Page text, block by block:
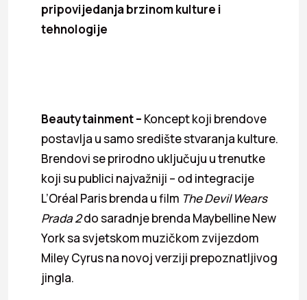
pripovijedanja brzinom kulture i
tehnologije
Beautytainment – Koncept koji brendove
postavlja u samo središte stvaranja kulture.
Brendovi se prirodno uključuju u trenutke
koji su publici najvažniji – od integracije
L’Oréal Paris brenda u film The Devil Wears
Prada 2do saradnje brenda Maybelline New
York sa svjetskom muzičkom zvijezdom
Miley Cyrus na novoj verziji prepoznatljivog
jingla.